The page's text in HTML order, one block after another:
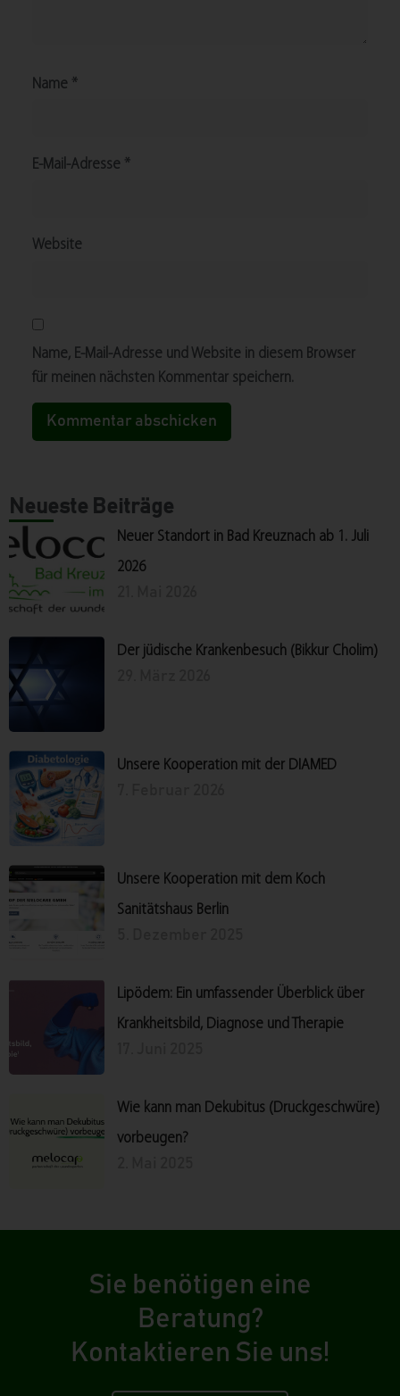
Name *
E-Mail-Adresse *
Website
Name, E-Mail-Adresse und Website in diesem Browser
für meinen nächsten Kommentar speichern.
Neueste Beiträge
Neuer Standort in Bad Kreuznach ab 1. Juli
2026
Der jüdische Krankenbesuch (Bikkur Cholim)
Unsere Kooperation mit der DIAMED
Unsere Kooperation mit dem Koch
Sanitätshaus Berlin
Lipödem: Ein umfassender Überblick über
Krankheitsbild, Diagnose und Therapie
Wie kann man Dekubitus (Druckgeschwüre)
vorbeugen?
Sie benötigen eine
Beratung?
Kontaktieren Sie uns!